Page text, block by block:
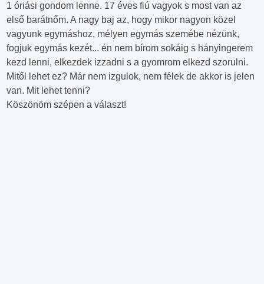
1 óriási gondom lenne. 17 éves fiú vagyok s most van az
első barátnőm. A nagy baj az, hogy mikor nagyon közel
vagyunk egymáshoz, mélyen egymás szemébe nézünk,
fogjuk egymás kezét... én nem bírom sokáig s hányingerem
kezd lenni, elkezdek izzadni s a gyomrom elkezd szorulni.
Mitől lehet ez? Már nem izgulok, nem félek de akkor is jelen
van. Mit lehet tenni?
Köszönöm szépen a választ!